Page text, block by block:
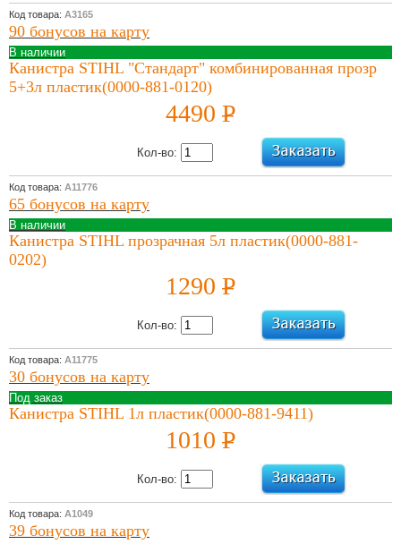
21 Апреля 2022
Преимущества
бытовых моек
высокого
давления с
электродвигателем
профессиональные
мойки высокого
давления –
особенности
Подробнее
01 Апреля 2022
Код товара: А3165
90 бонусов на карту
В наличии
Канистра STIHL "Стандарт" комбинированная прозр
5+3л пластик(0000-881-0120)
4490 P
Кол-во:
Код товара: А11776
65 бонусов на карту
В наличии
Канистра STIHL прозрачная 5л пластик(0000-881-
0202)
1290 P
Кол-во:
Код товара: А11775
30 бонусов на карту
Под заказ
Канистра STIHL 1л пластик(0000-881-9411)
1010 P
Кол-во:
Код товара: А1049
39 бонусов на карту